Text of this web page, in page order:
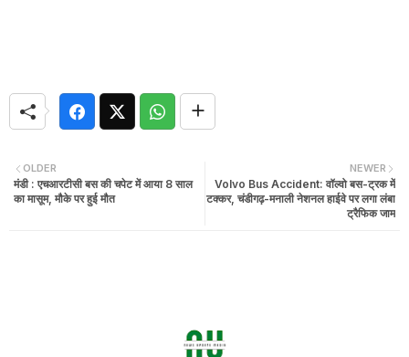
NEWER
Volvo Bus Accident: वॉल्वो बस-ट्रक में
टक्कर, चंडीगढ़-मनाली नेशनल हाईवे पर लगा लंबा
ट्रैफिक जाम
OLDER
मंडी : एचआरटीसी बस की चपेट में आया 8 साल
का मासूम, मौके पर हुई मौत